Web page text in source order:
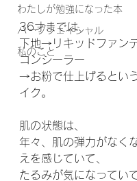
わたしが勉強になった本
ハーブフェイシャル
私のこと
36才までは、
下地→リキッドファン
コンシーラー
→お粉で仕上げるとい
イク。
肌の状態は、
年々、肌の弾力がなく
えを感じていて、
たるみが気になっていて